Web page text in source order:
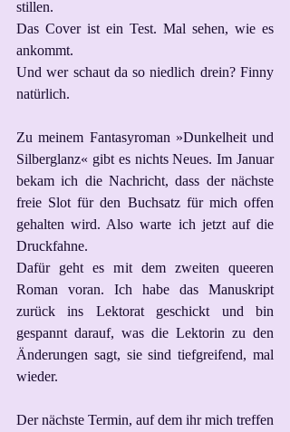
stillen.
Das Cover ist ein Test. Mal sehen, wie es
ankommt.
Und wer schaut da so niedlich drein? Finny
natürlich.
Zu meinem Fantasyroman »Dunkelheit und
Silberglanz« gibt es nichts Neues. Im Januar
bekam ich die Nachricht, dass der nächste
freie Slot für den Buchsatz für mich offen
gehalten wird. Also warte ich jetzt auf die
Druckfahne.
Dafür geht es mit dem zweiten queeren
Roman voran. Ich habe das Manuskript
zurück ins Lektorat geschickt und bin
gespannt darauf, was die Lektorin zu den
Änderungen sagt, sie sind tiefgreifend, mal
wieder.
Der nächste Termin, auf dem ihr mich treffen